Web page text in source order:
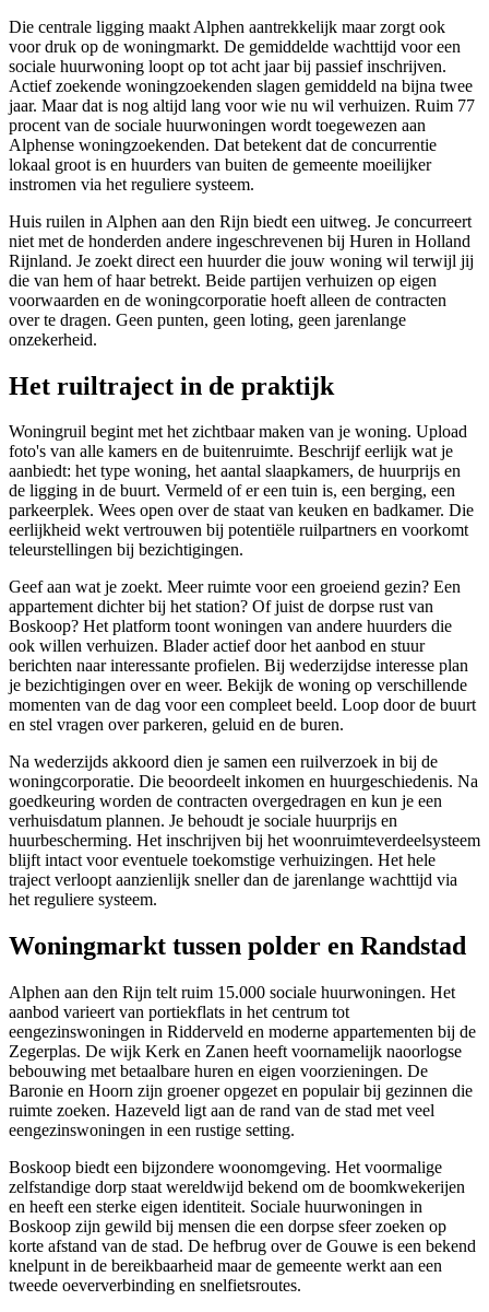
Die centrale ligging maakt Alphen aantrekkelijk maar zorgt ook
voor druk op de woningmarkt. De gemiddelde wachttijd voor een
sociale huurwoning loopt op tot acht jaar bij passief inschrijven.
Actief zoekende woningzoekenden slagen gemiddeld na bijna twee
jaar. Maar dat is nog altijd lang voor wie nu wil verhuizen. Ruim 77
procent van de sociale huurwoningen wordt toegewezen aan
Alphense woningzoekenden. Dat betekent dat de concurrentie
lokaal groot is en huurders van buiten de gemeente moeilijker
instromen via het reguliere systeem.
Huis ruilen in Alphen aan den Rijn biedt een uitweg. Je concurreert
niet met de honderden andere ingeschrevenen bij Huren in Holland
Rijnland. Je zoekt direct een huurder die jouw woning wil terwijl jij
die van hem of haar betrekt. Beide partijen verhuizen op eigen
voorwaarden en de woningcorporatie hoeft alleen de contracten
over te dragen. Geen punten, geen loting, geen jarenlange
onzekerheid.
Het ruiltraject in de praktijk
Woningruil begint met het zichtbaar maken van je woning. Upload
foto's van alle kamers en de buitenruimte. Beschrijf eerlijk wat je
aanbiedt: het type woning, het aantal slaapkamers, de huurprijs en
de ligging in de buurt. Vermeld of er een tuin is, een berging, een
parkeerplek. Wees open over de staat van keuken en badkamer. Die
eerlijkheid wekt vertrouwen bij potentiële ruilpartners en voorkomt
teleurstellingen bij bezichtigingen.
Geef aan wat je zoekt. Meer ruimte voor een groeiend gezin? Een
appartement dichter bij het station? Of juist de dorpse rust van
Boskoop? Het platform toont woningen van andere huurders die
ook willen verhuizen. Blader actief door het aanbod en stuur
berichten naar interessante profielen. Bij wederzijdse interesse plan
je bezichtigingen over en weer. Bekijk de woning op verschillende
momenten van de dag voor een compleet beeld. Loop door de buurt
en stel vragen over parkeren, geluid en de buren.
Na wederzijds akkoord dien je samen een ruilverzoek in bij de
woningcorporatie. Die beoordeelt inkomen en huurgeschiedenis. Na
goedkeuring worden de contracten overgedragen en kun je een
verhuisdatum plannen. Je behoudt je sociale huurprijs en
huurbescherming. Het inschrijven bij het woonruimteverdeelsysteem
blijft intact voor eventuele toekomstige verhuizingen. Het hele
traject verloopt aanzienlijk sneller dan de jarenlange wachttijd via
het reguliere systeem.
Woningmarkt tussen polder en Randstad
Alphen aan den Rijn telt ruim 15.000 sociale huurwoningen. Het
aanbod varieert van portiekflats in het centrum tot
eengezinswoningen in Ridderveld en moderne appartementen bij de
Zegerplas. De wijk Kerk en Zanen heeft voornamelijk naoorlogse
bebouwing met betaalbare huren en eigen voorzieningen. De
Baronie en Hoorn zijn groener opgezet en populair bij gezinnen die
ruimte zoeken. Hazeveld ligt aan de rand van de stad met veel
eengezinswoningen in een rustige setting.
Boskoop biedt een bijzondere woonomgeving. Het voormalige
zelfstandige dorp staat wereldwijd bekend om de boomkwekerijen
en heeft een sterke eigen identiteit. Sociale huurwoningen in
Boskoop zijn gewild bij mensen die een dorpse sfeer zoeken op
korte afstand van de stad. De hefbrug over de Gouwe is een bekend
knelpunt in de bereikbaarheid maar de gemeente werkt aan een
tweede oeververbinding en snelfietsroutes.